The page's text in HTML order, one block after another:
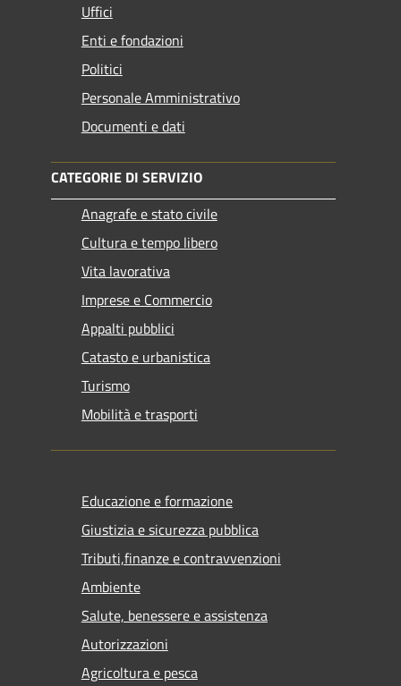
Uffici
Enti e fondazioni
Politici
Personale Amministrativo
Documenti e dati
CATEGORIE DI SERVIZIO
Anagrafe e stato civile
Cultura e tempo libero
Vita lavorativa
Imprese e Commercio
Appalti pubblici
Catasto e urbanistica
Turismo
Mobilità e trasporti
Educazione e formazione
Giustizia e sicurezza pubblica
Tributi,finanze e contravvenzioni
Ambiente
Salute, benessere e assistenza
Autorizzazioni
Agricoltura e pesca